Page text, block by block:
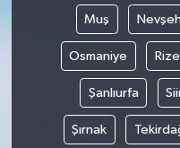
Muş
Osmaniye Rize
Şanlıurfa
Şırnak